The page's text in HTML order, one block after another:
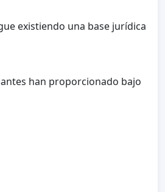
existiendo una base jurídica
han proporcionado bajo